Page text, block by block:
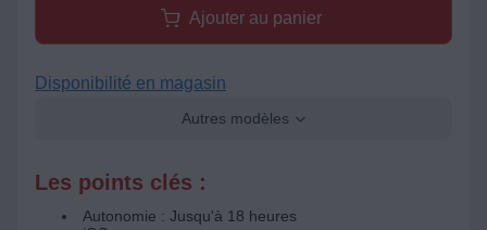
Ajouter au panier
Disponibilité en magasin
Autres modèles
Les points clés :
Autonomie : Jusqu'à 18 heures